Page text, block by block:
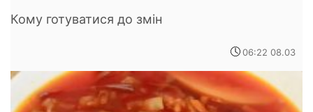
Кому готуватися до змін
06:22 08.03